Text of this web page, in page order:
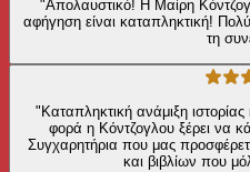
"Απολαυστικό! Η Μαίρη
αφήγηση είναι καταπληκτική!
τη
"Καταπληκτική ανάμιξη
φορά η Κόντζογλου ξέρει να
Συγχαρητήρια που μας
και βιβλίων που